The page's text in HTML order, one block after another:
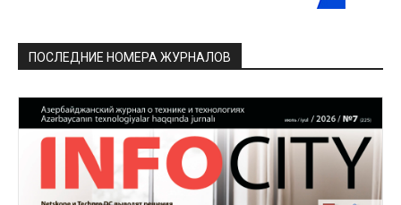
ПОСЛЕДНИЕ НОМЕРА ЖУРНАЛОВ